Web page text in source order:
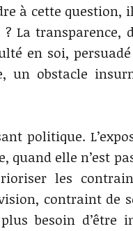
à cette question,
transparence,
en soi,
un obstacle
politique.
elle n’est
les
contraint de
besoin d’être